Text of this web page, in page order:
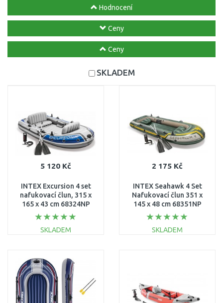
Hodnocení
Ceny
Ceny
SKLADEM
5 120 Kč
INTEX Excursion 4 set
nafukovací člun, 315 x
165 x 43 cm 68324NP
SKLADEM
Porovnat
2 175 Kč
INTEX Seahawk 4 Set
Nafukovací člun 351 x
145 x 48 cm 68351NP
SKLADEM